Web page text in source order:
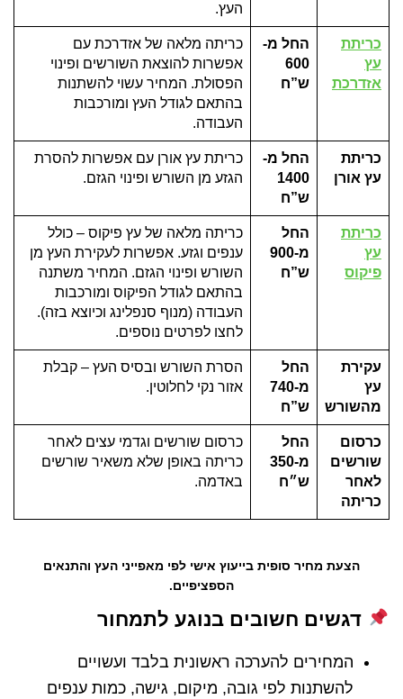
העץ.
כריתת
עץ
אזדרכת
החל מ-
600
ש”ח
כריתה מלאה של אזדרכת עם
אפשרות להוצאת השורשים ופינוי
הפסולת. המחיר עשוי להשתנות
בהתאם לגודל העץ ומורכבות
העבודה.
כריתת
עץ אורן
החל מ-
1400
ש”ח
כריתת עץ אורן עם אפשרות להסרת
הגזע מן השורש ופינוי הגזם.
כריתת
עץ
פיקוס
החל
מ-900
ש”ח
כריתה מלאה של עץ פיקוס – כולל
ענפים וגזע. אפשרות לעקירת העץ מן
השורש ופינוי הגזם. המחיר משתנה
בהתאם לגודל הפיקוס ומורכבות
העבודה (מנוף סנפלינג וכיוצא בזה).
לחצו לפרטים נוספים.
עקירת
עץ
מהשורש
החל
מ-740
ש”ח
הסרת השורש ובסיס העץ – קבלת
אזור נקי לחלוטין.
כרסום
שורשים
לאחר
כריתה
החל
מ-350
ש״ח
כרסום שורשים וגדמי עצים לאחר
כריתה באופן שלא משאיר שורשים
באדמה.
הצעת מחיר סופית בייעוץ אישי לפי מאפייני העץ והתנאים
הספציפיים.
דגשים חשובים בנוגע לתמחור
המחירים להערכה ראשונית בלבד ועשויים
להשתנות לפי גובה, מיקום, גישה, כמות ענפים